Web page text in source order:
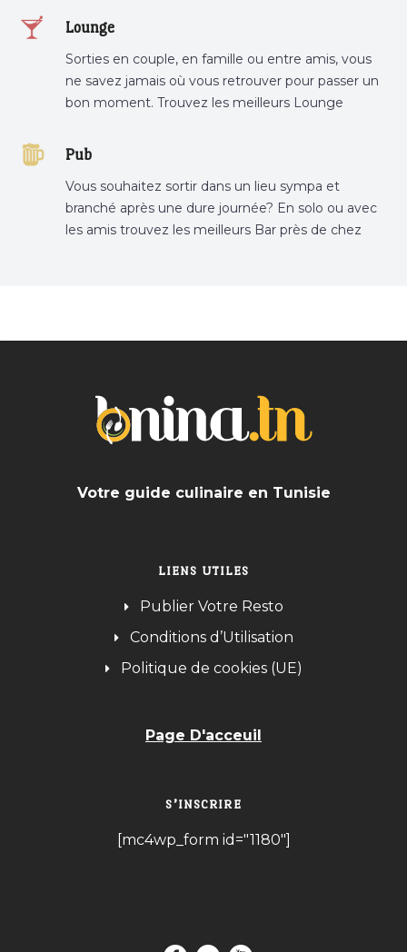
Lounge
Sorties en couple, en famille ou entre amis, vous
ne savez jamais où vous retrouver pour passer un
bon moment. Trouvez les meilleurs Lounge
Pub
Vous souhaitez sortir dans un lieu sympa et
branché après une dure journée? En solo ou avec
les amis trouvez les meilleurs Bar près de chez
Votre guide culinaire en Tunisie
LIENS UTILES
Publier Votre Resto
Conditions d’Utilisation
Politique de cookies (UE)
Page D'acceuil
S’INSCRIRE
[mc4wp_form id="1180"]